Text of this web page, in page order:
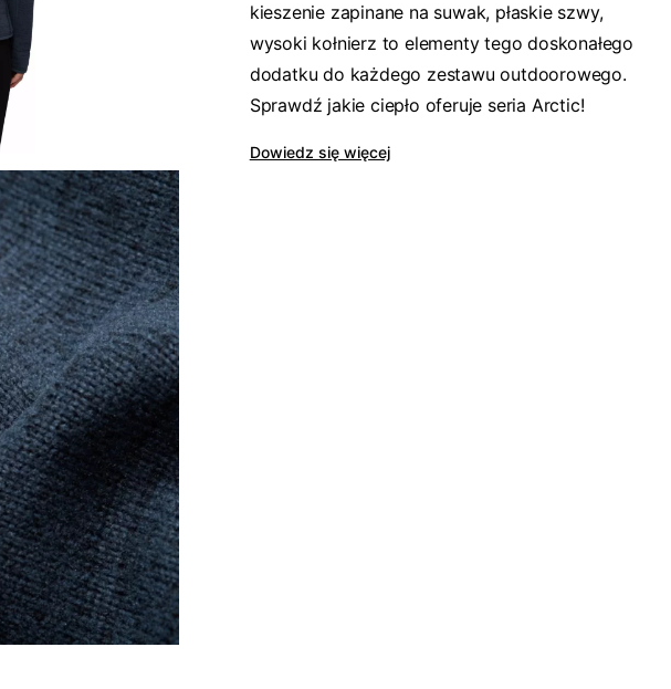
kieszenie zapinane na suwak, płaskie szwy,
wysoki kołnierz to elementy tego doskonałego
dodatku do każdego zestawu outdoorowego.
Sprawdź jakie ciepło oferuje seria Arctic!
Dowiedz się więcej